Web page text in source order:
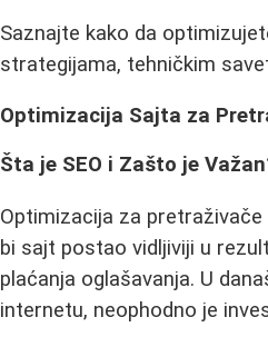
Saznajte kako da
strategijama, tehničkim
Optimizacija Sajta za
Šta je SEO i Zašto je
Optimizacija za
bi sajt postao vidljiviji u
plaćanja oglašavanja. U
internetu, neophodno je